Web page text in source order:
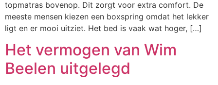
topmatras bovenop. Dit zorgt voor extra comfort. De
meeste mensen kiezen een boxspring omdat het lekker
ligt en er mooi uitziet. Het bed is vaak wat hoger, […]
Het vermogen van Wim
Beelen uitgelegd